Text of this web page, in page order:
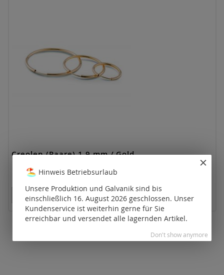
Creolen (Paare) 1,9 mm / Gold
Preise nur für registrierte Kunden sichtbar.
Hinweis Betriebsurlaub
Unsere Produktion und Galvanik sind bis
einschließlich 16. August 2026 geschlossen. Unser
Kundenservice ist weiterhin gerne für Sie
erreichbar und versendet alle lagernden Artikel.
Don't show anymore